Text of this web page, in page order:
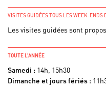
VISITES GUIDÉES TOUS LES WEEK-ENDS
Les visites guidées sont
TOUTE L’ANNÉE
Samedi : 14h, 15h30
Dimanche et jours fériés :